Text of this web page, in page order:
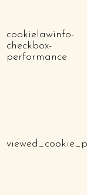
cookielawinfo-
checkbox-
performance